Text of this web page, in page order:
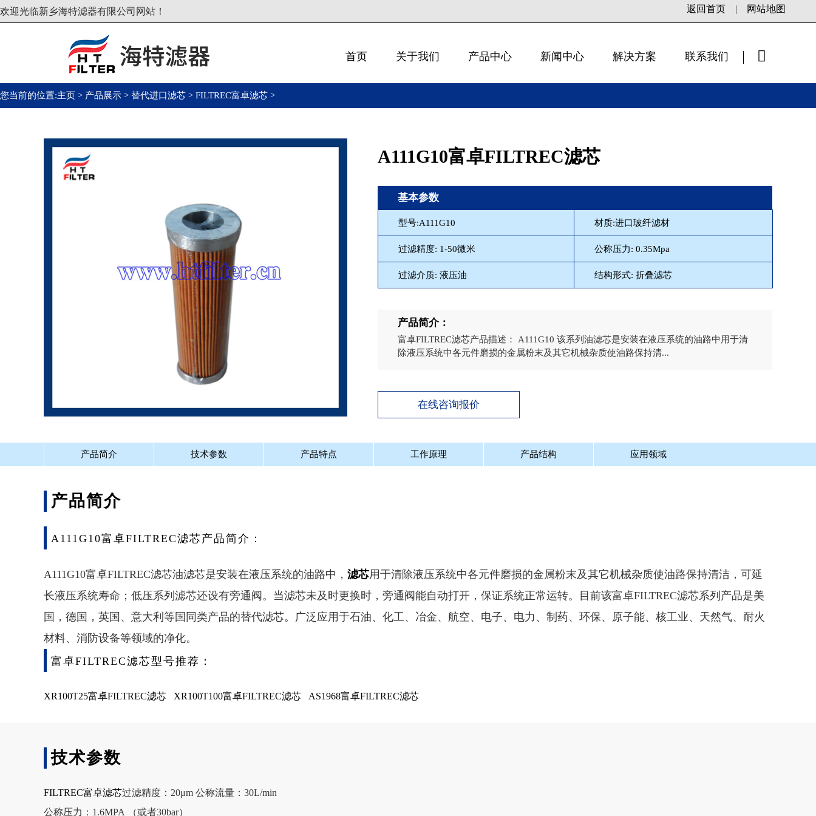
欢迎光临新乡海特滤器有限公司网站！ 返回首页 | 网站地图
首页 关于我们 产品中心 新闻中心 解决方案 联系我们
您当前的位置:主页 > 产品展示 > 替代进口滤芯 > FILTREC富卓滤芯 >
A111G10富卓FILTREC滤芯
基本参数
型号:A111G10 材质:进口玻纤滤材
过滤精度: 1-50微米 公称压力: 0.35Mpa
过滤介质: 液压油 结构形式: 折叠滤芯
产品简介：
富卓FILTREC滤芯产品描述： A111G10 该系列油滤芯是安装在液压系统的油路中用于清
除液压系统中各元件磨损的金属粉末及其它机械杂质使油路保持清...
在线咨询报价
产品简介 技术参数 产品特点 工作原理 产品结构 应用领域
产品简介
A111G10富卓FILTREC滤芯产品简介：
A111G10富卓FILTREC滤芯油滤芯是安装在液压系统的油路中， 滤芯用于清除液压系统中各元件磨损的金属粉末及其它机械杂质使油路保持清洁，可延
长液压系统寿命；低压系列滤芯还设有旁通阀。当滤芯未及时更换时，旁通阀能自动打开，保证系统正常运转。目前该富卓FILTREC滤芯系列产品是美
国，德国，英国、意大利等国同类产品的替代滤芯。广泛应用于石油、化工、冶金、航空、电子、电力、制药、环保、原子能、核工业、天然气、耐火
材料、消防设备等领域的净化。
富卓FILTREC滤芯型号推荐：
XR100T25富卓FILTREC滤芯 XR100T100富卓FILTREC滤芯 AS1968富卓FILTREC滤芯
技术参数
FILTREC富卓滤芯过滤精度：20μm 公称流量：30L/min
公称压力：1.6MPA （或者30bar）